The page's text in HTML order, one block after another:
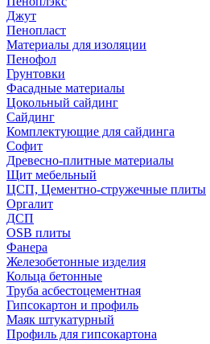
Джут
Пенопласт
Материалы для изоляции
Пенофол
Грунтовки
Фасадные материалы
Цокольный сайдинг
Сайдинг
Комплектующие для сайдинга
Софит
Древесно-плитные материалы
Щит мебельный
ЦСП, Цементно-стружечные плиты
Оргалит
ДСП
OSB плиты
Фанера
Железобетонные изделия
Кольца бетонные
Труба асбестоцементная
Гипсокартон и профиль
Маяк штукатурный
Профиль для гипсокартона